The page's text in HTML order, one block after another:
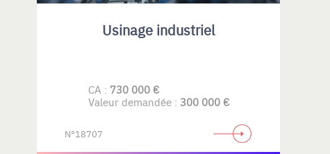
Usinage industriel
CA : 730 000 €
Valeur demandée : 300 000 €
N°18707